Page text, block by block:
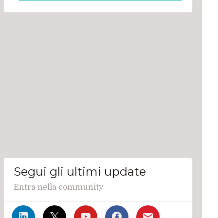
Segui gli ultimi update
Entra nella community